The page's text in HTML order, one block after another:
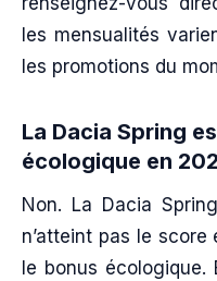
les mensualités
les promotions du
La Dacia Spring
écologique en
Non. La Dacia
n’atteint pas le
le bonus